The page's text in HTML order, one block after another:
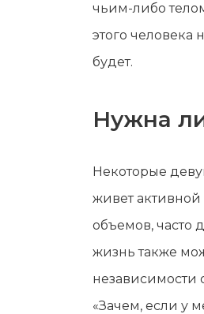
чьим-либо
этого человека
будет.
Нужна
Некоторые
живет
объемов, часто
жизнь также
независимости
«Зачем, если у